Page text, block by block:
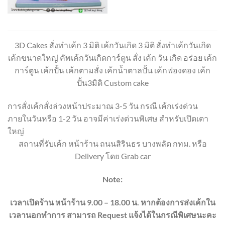
3D Cakes สั่งทำเค้ก 3 มิติ เค้กวันเกิด 3 มิติ สั่งทำเค้กวันเกิด
เค้กขนาดใหญ่ คัพเค้กวันเกิดการ์ตูน สั่ง เค้ก วัน เกิด อร่อย เค้ก
การ์ตูน เค้กปั้น เค้กตามสั่ง เค้กน้ำตาลปั้น เค้กฟองดอง เค้ก
ปั้น3มิติ Custom cake
การสั่งเค้กสั่งล่วงหน้าประมาณ 3-5 วัน กรณี เค้กเร่งด่วน
ภายในวันหรือ 1-2 วัน อาจมีค่าเร่งด่วนพิเศษ สำหรับเปิดเตา
ใหญ่
สถานที่รับเค้ก หน้าร้าน ถนนสิรินธร บางพลัด กทม. หรือ
Delivery โดย Grab car
Note:
เวลาเปิดร้าน หน้าร้าน 9.00 – 18.00 น. หากต้องการส่งเค้กใน
เวลานอกทำการ สามารถ Request แจ้งได้ในกรณีพิเศษนะคะ